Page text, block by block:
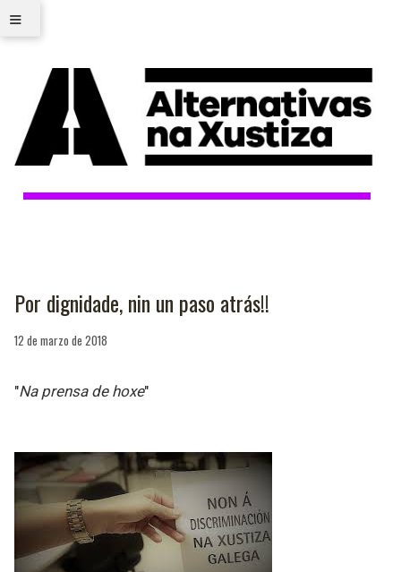
≡
Por dignidade, nin un paso atrás!!
12 de marzo de 2018
"Na prensa de hoxe"